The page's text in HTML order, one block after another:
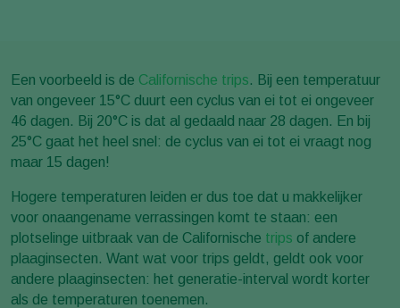
Een voorbeeld is de Californische trips. Bij een temperatuur
van ongeveer 15°C duurt een cyclus van ei tot ei ongeveer
46 dagen. Bij 20°C is dat al gedaald naar 28 dagen. En bij
25°C gaat het heel snel: de cyclus van ei tot ei vraagt nog
maar 15 dagen!
Hogere temperaturen leiden er dus toe dat u makkelijker
voor onaangename verrassingen komt te staan: een
plotselinge uitbraak van de Californische trips of andere
plaaginsecten. Want wat voor trips geldt, geldt ook voor
andere plaaginsecten: het generatie-interval wordt korter
als de temperaturen toenemen.